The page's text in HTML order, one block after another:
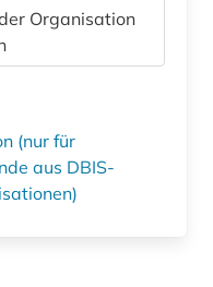
Organisation
(nur für
aus DBIS-